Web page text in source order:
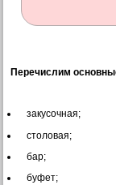
Перечислим
закусочная;
столовая;
бар;
буфет;